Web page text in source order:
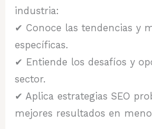
industria:
✔ Conoce las tendencias y
específicas.
✔ Entiende los desafíos y
sector.
✔ Aplica estrategias SEO
mejores resultados en